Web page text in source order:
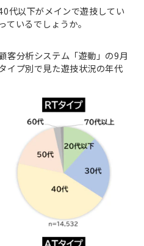
代以下がメインで遊技してい
いるでしょうか。
客分析システム「遊動」の9月
イプ別で見た遊技状況の年代